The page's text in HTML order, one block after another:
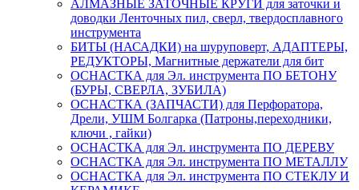
АЛМАЗНЫЕ ЗАТОЧНЫЕ КРУГИ для заточки и
доводки Ленточных пил, сверл, твердосплавного
инструмента
БИТЫ (НАСАДКИ) на шуруповерт, АДАПТЕРЫ,
РЕДУКТОРЫ, Магнитные держатели для бит
ОСНАСТКА для Эл. инструмента ПО БЕТОНУ
(БУРЫ, СВЕРЛА, ЗУБИЛА)
ОСНАСТКА (ЗАПЧАСТИ) для Перфоратора,
Дрели, УШМ Болгарка (Патроны,переходники,
ключи , гайки)
ОСНАСТКА для Эл. инструмента ПО ДЕРЕВУ
ОСНАСТКА для Эл. инструмента ПО МЕТАЛЛУ
ОСНАСТКА для Эл. инструмента ПО СТЕКЛУ И